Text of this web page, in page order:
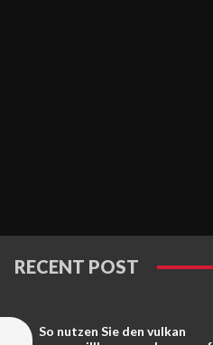
RECENT POST
So nutzen Sie den vulkan